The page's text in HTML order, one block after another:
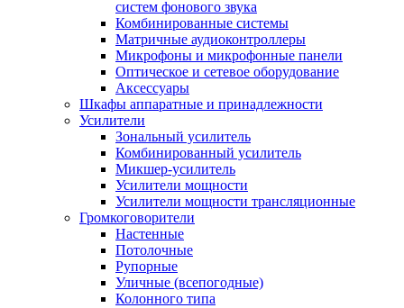
систем фонового звука
Комбинированные системы
Матричные аудиоконтроллеры
Микрофоны и микрофонные панели
Оптическое и сетевое оборудование
Аксессуары
Шкафы аппаратные и принадлежности
Усилители
Зональный усилитель
Комбинированный усилитель
Микшер-усилитель
Усилители мощности
Усилители мощности трансляционные
Громкоговорители
Настенные
Потолочные
Рупорные
Уличные (всепогодные)
Колонного типа